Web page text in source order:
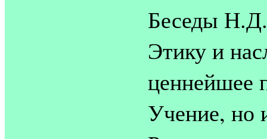
Беседы
Этику и
ценнейшее
Учение, но